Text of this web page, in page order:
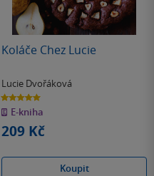
Koláče Chez Lucie
Lucie Dvořáková
5.0
z
5
hvězdiček
E-kniha
209 Kč
Koupit